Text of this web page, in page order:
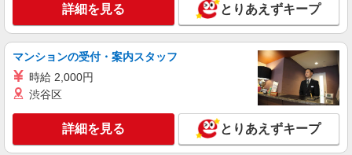
社会福祉法人 きらめき会 特別養護老人ホー
ム 若葉いこいの里 （千葉県千葉市若葉区若松町
531-156）
キープ 詳細を見る
正社員
サンワフーズ株式会社
調理員
月給275,000円 ★調理師免許をお持ちの方は資
詳細を見る とりあえずキープ
マンションの受付・案内スタッフ
時給 2,000円
渋谷区
詳細を見る とりあえずキープ